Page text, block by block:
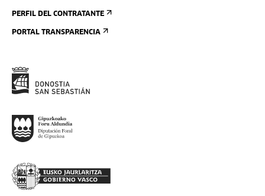
PERFIL DEL CONTRATANTE
PORTAL TRANSPARENCIA